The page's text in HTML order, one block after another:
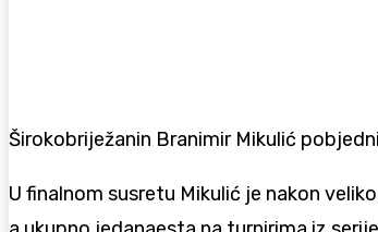
Širokobriježanin Branimir Mikulić
U finalnom susretu Mikulić je nakon